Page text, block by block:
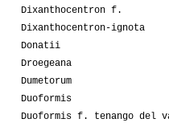
Dixanthocentron f.
Dixanthocentron-ignota
Donatii
Droegeana
Dumetorum
Duoformis
Duoformis f. tenango del